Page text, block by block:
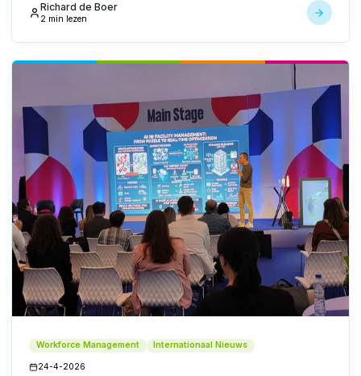
Richard de Boer
2 min lezen
Workforce Management Internationaal Nieuws
24-4-2026